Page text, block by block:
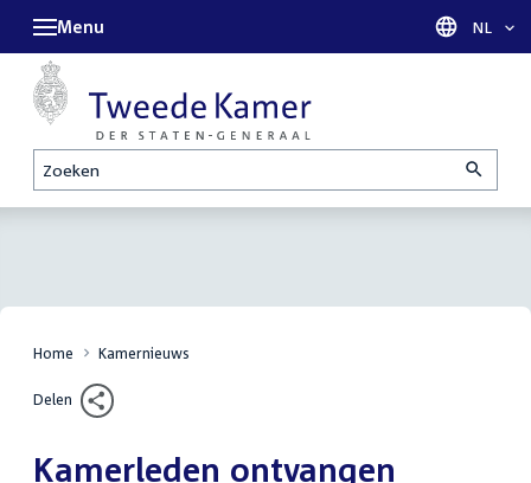
Zoeken
Menu Taal
NL
Home Kamernieuws
Delen
Kamerleden ontvangen